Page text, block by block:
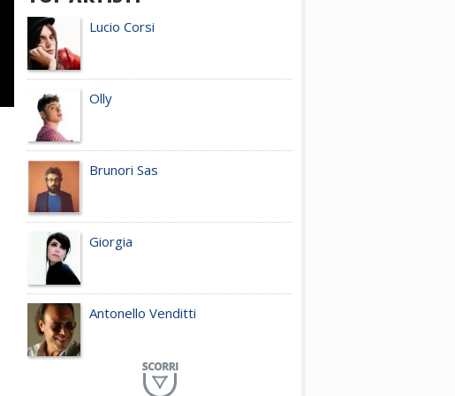
Lucio Corsi
Olly
Brunori Sas
Giorgia
Antonello Venditti
Planet Funk